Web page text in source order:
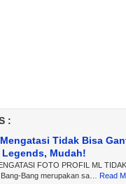
:
Tidak Bisa
Legends, Mudah!
FOTO PROFIL ML
Bang merupakan sa…
Read